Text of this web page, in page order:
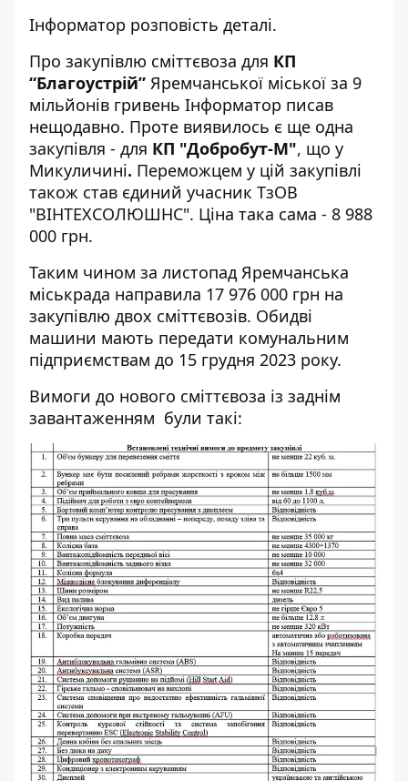
Інформатор розповість деталі.
Про закупівлю сміттєвоза для КП
“Благоустрій” Яремчанської міської за 9
мільйонів гривень Інформатор писав
нещодавно. Проте виявилось є ще одна
закупівля - для КП "Добробут-М", що у
Микуличині. Переможцем у цій закупівлі
також став єдиний учасник ТзОВ
"ВІНТЕХСОЛЮШНС". Ціна така сама - 8 988
000 грн.
Таким чином за листопад Яремчанська
міськрада направила 17 976 000 грн на
закупівлю двох сміттєвозів. Обидві
машини мають передати комунальним
підприємствам до 15 грудня 2023 року.
Вимоги до нового сміттєвоза із заднім
завантаженням були такі: